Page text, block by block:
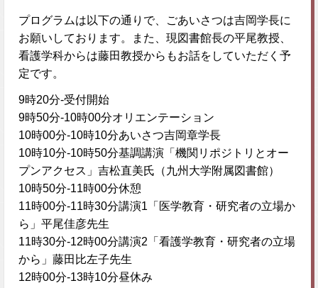
プログラムは以下の通りで、ごあいさつは吉岡学長に
お願いしております。また、現図書館長の平尾教授、
看護学科からは藤田教授からもお話をしていただく予
定です。
9時20分-受付開始
9時50分-10時00分オリエンテーション
10時00分-10時10分あいさつ吉岡章学長
10時10分-10時50分基調講演「機関リポジトリとオー
プンアクセス」吉松直美氏（九州大学附属図書館）
10時50分-11時00分休憩
11時00分-11時30分講演1「医学教育・研究者の立場か
ら」平尾佳彦先生
11時30分-12時00分講演2「看護学教育・研究者の立場
から」藤田比左子先生
12時00分-13時10分昼休み